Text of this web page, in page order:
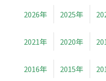
2026年 2025年
2021年 2020年
2016年 2015年